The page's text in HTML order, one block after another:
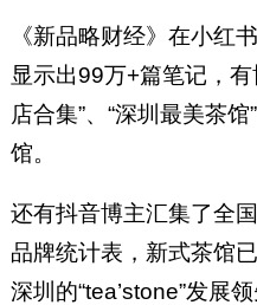
《新品略财经》在小红
显示出99万+篇笔记，
店合集”、“深圳最美茶
馆。
还有抖音博主汇集了全
品牌统计表，新式茶馆
深圳的“tea’stone”发展